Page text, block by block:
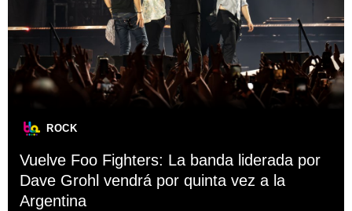
ROCK
Vuelve Foo Fighters: La banda liderada por
Dave Grohl vendrá por quinta vez a la
Argentina